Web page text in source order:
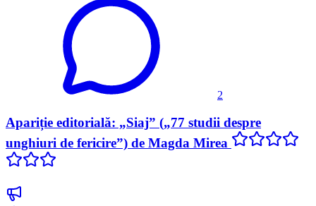
2
Apariție editorială: „Siaj” („77 studii despre
unghiuri de fericire”) de Magda Mirea